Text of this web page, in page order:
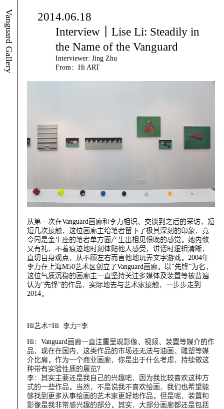
Vanguard Gallery
2014.06.18
Interview丨Lise Li: Steadily in
the Name of the Vanguard
Interviewer: Jing Zhu
From：Hi ART
从第一次在Vanguard画廊和李力相识、交谈到之后的采访，短
短几次接触，这位画廊主给笔者留下了极其深刻的印象，竟
令同是金牛座的笔者单方面产生出相见恨晚的感觉。她内敛
又有礼，不着痕迹地时刻体贴他人感受，讲话时逻辑清晰，
直切自身观点，从不顾左右而言他地玩弄文字游戏。2004年
李力在上海M50艺术区创立了Vanguard画廊。以“先锋”为名，
这位气质沉稳的画廊主一直坚持关注多媒体及装置等被普遍
认为“先锋”的作品，实际地去与艺术家接触，一步步走到
2014。
Hi艺术=Hi 李力=李
Hi：Vanguard画廊一直注重呈现影像、视频、装置等媒介的作
品，现在在国内，这类作品的市场还无法与油画、雕塑等媒
介比肩。作为一个商业画廊，你是出于什么考虑，持续做这
种带有实验性质的展览？
李：其实主要还是我自己的兴趣吧，因为我比较喜欢这种方
式的一些作品。当然，不是说我不喜欢绘画，我们也希望能
够找到更多从事绘画的艺术家更好地作品。但是呢，装置和
影像是我非常感兴趣的部分。其实，大部分画廊都还是包括